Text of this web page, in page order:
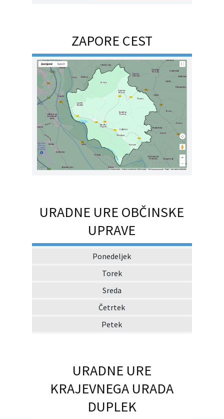
ZAPORE CEST
URADNE URE OBČINSKE
UPRAVE
Ponedeljek
Torek
Sreda
Četrtek
Petek
URADNE URE
KRAJEVNEGA URADA
DUPLEK